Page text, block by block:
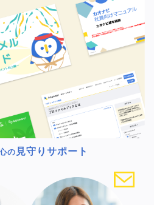
の 見守りサポート